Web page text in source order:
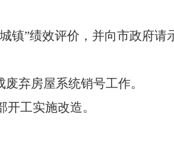
镇”绩效评价，并向市政府请
弃房屋系统销号工作。
工实施改造。